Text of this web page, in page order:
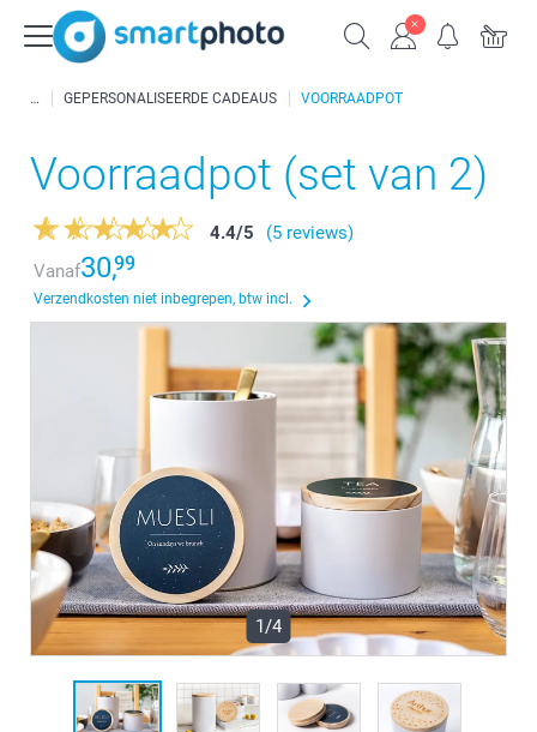
GEPERSONALISEERDE CADEAUS VOORRAADPOT
Voorraadpot (set van 2)
4.4/5
(5 reviews)
Vanaf30,99
Verzendkosten niet inbegrepen, btw incl.
1/4